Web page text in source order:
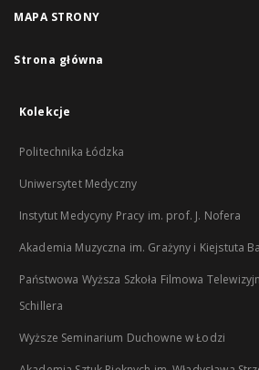
MAPA STRONY
Strona główna
Kolekcje
Politechnika Łódzka
Uniwersytet Medyczny
Instytut Medycyny Pracy im. prof. J. Nofera
Akademia Muzyczna im. Grażyny i Kiejstuta
Państwowa Wyższa Szkoła Filmowa
Schillera
Wyższe Seminarium Duchowne w Łodzi